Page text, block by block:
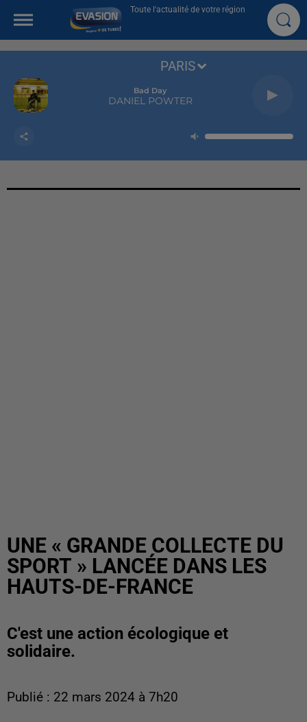
Toute l'actualité de votre région
Bad Day
DANIEL POWTER
PARIS
UNE « GRANDE COLLECTE DU
SPORT » LANCÉE DANS LES
HAUTS-DE-FRANCE
C'est une action écologique et
solidaire.
Publié : 22 mars 2024 à 7h20